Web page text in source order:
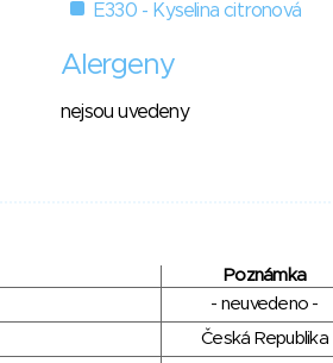
E330 - Kyselina citronová
Alergeny
nejsou uvedeny
Poznámka
- neuvedeno -
Česká Republika